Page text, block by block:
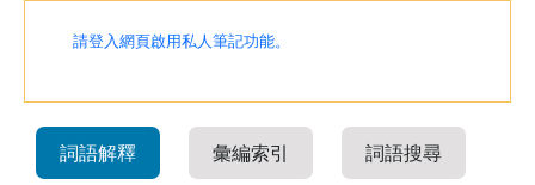
請登入網頁啟用私人筆記功能。
詞語解釋 彙編索引 詞語搜尋